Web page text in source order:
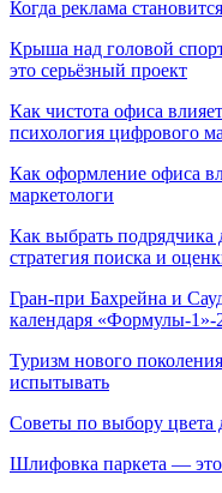
Когда реклама
Крыша над головой
это серьёзный проект
Как чистота офиса
психология цифрового
Как оформление офиса
маркетологи
Как выбрать
стратегия поиска и
Гран-при Бахрейна и
календаря «Формулы-1»-
Туризм нового
испытывать
Советы по выбору цвета
Шлифовка паркета — это